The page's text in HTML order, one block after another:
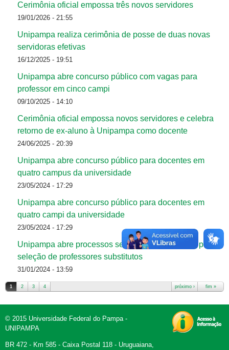
Cerimônia oficial empossa três novos servidores
19/01/2026 - 21:55
Unipampa realiza cerimônia de posse de duas novas
servidoras efetivas
16/12/2025 - 19:51
Unipampa abre concurso público com vagas para
professor em cinco campi
09/10/2025 - 14:10
Cerimônia oficial empossa novos servidores e celebra
retorno de ex-aluno à Unipampa como docente
24/06/2025 - 20:39
Unipampa abre concurso público para docentes em
quatro campus da universidade
23/05/2024 - 17:29
Unipampa abre concurso público para docentes em
quatro campi da universidade
23/05/2024 - 17:29
Unipampa abre processos seletivos simplificados para
seleção de professores substitutos
31/01/2024 - 13:59
1 2 3 4 próximo › fim »
© 2015 Universidade Federal do Pampa -
UNIPAMPA
BR 472 - Km 585 - Caixa Postal 118 - Uruguaiana,